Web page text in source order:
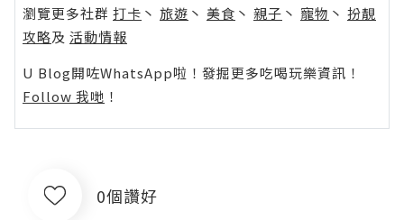
瀏覽更多社群 打卡 丶 旅遊 丶 美食 丶 親子 丶 寵物 丶 扮靚
攻略及 活動情報
U Blog開咗WhatsApp啦！發掘更多吃喝玩樂資訊！
Follow 我哋 ！
0個讚好